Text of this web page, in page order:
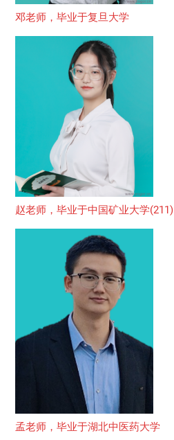
邓老师，毕业于复旦大学
赵老师，毕业于中国矿业大学(211)
孟老师，毕业于湖北中医药大学